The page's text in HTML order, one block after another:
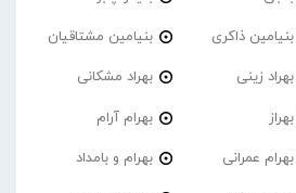
بنیامین ذاکری بنیامین مشتاقیان
بهراد زینی بهراد مشکانی
بهراز بهرام آرام
بهرام عمرانی بهرام و بامداد